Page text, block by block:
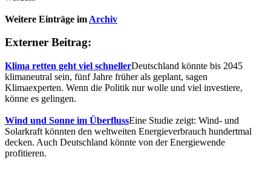
Weitere Einträge im Archiv
Externer Beitrag:
Klima retten geht viel schnellerDeutschland könnte bis 2045
klimaneutral sein, fünf Jahre früher als geplant, sagen
Klimaexperten. Wenn die Politik nur wolle und viel investiere,
könne es gelingen.
Wind und Sonne im ÜberflussEine Studie zeigt: Wind- und
Solarkraft könnten den weltweiten Energieverbrauch hundertmal
decken. Auch Deutschland könnte von der Energiewende
profitieren.